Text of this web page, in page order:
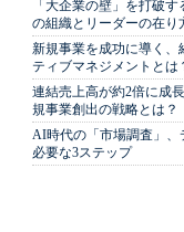
「大企業の壁」を打破
の組織とリーダーの在り
新規事業を成功に導く、
ティブマネジメントとは
連結売上高が約2倍に成
規事業創出の戦略とは？
AI時代の「市場調査」、
必要な3ステップ